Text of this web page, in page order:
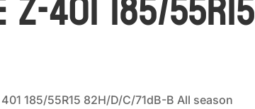
401 185/55R15 82H/D/C/71dB-B All season